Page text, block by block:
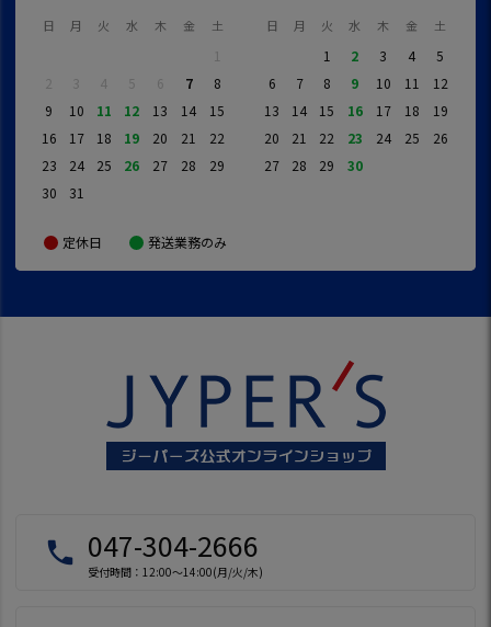
日 月 火 水 木 金 土
1
2
3 4 5 6 7
8
9
10 11 12 13 14
15
16
17 18 19 20 21
22
23
24 25 26 27 28
29
30
31
日 月 火 水 木 金 土
1 2 3 4
5
6
7 8 9 10 11
12
13
14 15 16 17 18
19
20
21 22 23 24 25
26
27
28 29 30
定休日 発送業務のみ
local_phone 047-304-2666
受付時間：12:00～14:00(月/火/木)